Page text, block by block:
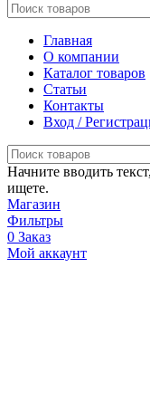
Главная
О компании
Каталог товаров
Статьи
Контакты
Вход /
Начните вводить
ищете.
Магазин
Фильтры
0 Заказ
Мой аккаунт